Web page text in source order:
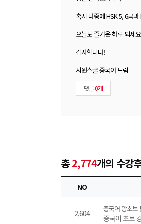
혹시 나중에 HSK 5, 6급
오늘도 즐거운 하루 되세
감사합니다!
시원스쿨 중국어 드림
댓글0개
총2,774개의 수강
NO
2,604 중국어 왕초보
증국어 초보